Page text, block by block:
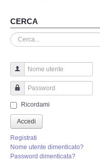
Perizia Cloud
Perizia E-mail
Perizia Truffa
Perizia Dash Cam
Perizia software
Perizia Controllo
CERCA
Cerca...
Nome utente
Password
Ricordami
Accedi
Registrati
Nome utente dimenticato?
Password dimenticata?